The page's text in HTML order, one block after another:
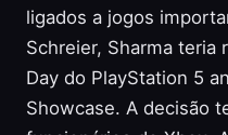
ligados a jogos
Schreier, Sharma teria
Day do PlayStation 5
Showcase. A decisão